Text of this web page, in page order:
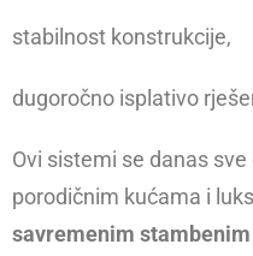
stabilnost konstrukcije,
dugoročno isplativo
Ovi sistemi se danas
porodičnim kućama i
savremenim